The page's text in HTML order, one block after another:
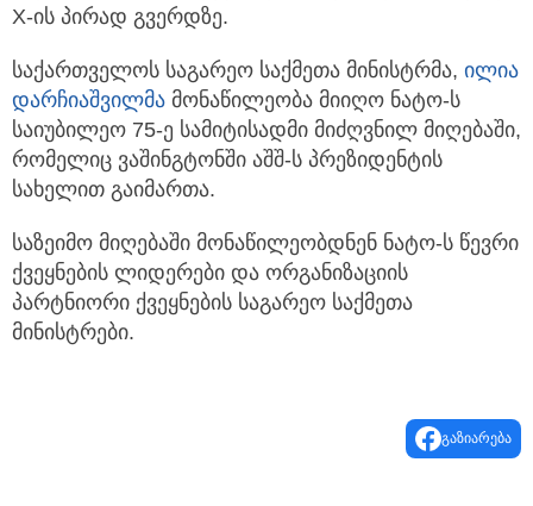
X-ის პირად გვერდზე.
საქართველოს საგარეო საქმეთა მინისტრმა, ილია
დარჩიაშვილმა მონაწილეობა მიიღო ნატო-ს
საიუბილეო 75-ე სამიტისადმი მიძღვნილ მიღებაში,
რომელიც ვაშინგტონში აშშ-ს პრეზიდენტის
სახელით გაიმართა.
საზეიმო მიღებაში მონაწილეობდნენ ნატო-ს წევრი
ქვეყნების ლიდერები და ორგანიზაციის
პარტნიორი ქვეყნების საგარეო საქმეთა
მინისტრები.
გაზიარება